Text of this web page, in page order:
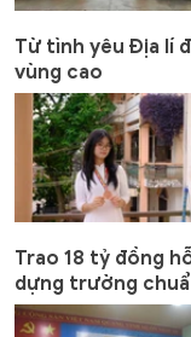
Từ tình yêu Địa lí
vùng cao
Trao 18 tỷ đồng
dựng trường